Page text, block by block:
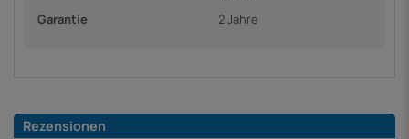
Garantie
2 Jahre
Rezensionen